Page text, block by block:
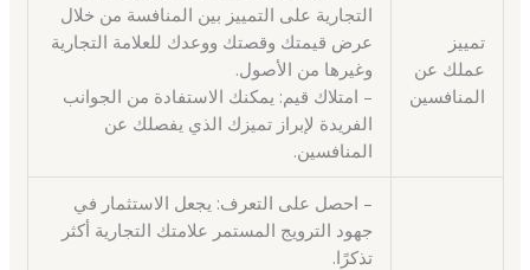
تمييز
عملك عن
المنافسين
التجارية على التمييز بين المنافسة من خلال
عرض قيمتك وقصتك ووعدك للعلامة التجارية
وغيرها من الأصول.
– امتلاك قيم: يمكنك الاستفادة من الجوانب
الفريدة لإبراز تميزك الذي يفصلك عن
المنافسين.
– احصل على التعرف: يجعل الاستثمار في
جهود الترويج المستمر علامتك التجارية أكثر
تذكرًا.